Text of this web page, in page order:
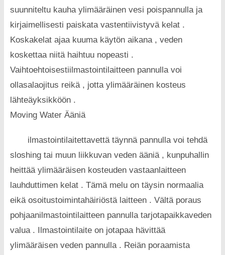
suunniteltu kauha ylimääräinen vesi poispannulla ja
kirjaimellisesti paiskata vastentiivistyvä kelat .
Koskakelat ajaa kuuma käytön aikana , veden
koskettaa niitä haihtuu nopeasti .
Vaihtoehtoisestiilmastointilaitteen pannulla voi
ollasalaojitus reikä , jotta ylimääräinen kosteus
lähteäyksikköön .
Moving Water Ääniä
ilmastointilaitettavettä täynnä pannulla voi tehdä
sloshing tai muun liikkuvan veden ääniä , kunpuhallin
heittää ylimääräisen kosteuden vastaan​​laitteen
lauhduttimen kelat . Tämä melu on täysin normaalia
eikä osoitustoimintahäiriöstä laitteen . Vältä poraus
pohjaanilmastointilaitteen pannulla tarjotapaikkaveden
valua . Ilmastointilaite on jotapaa hävittää
ylimääräisen veden pannulla . Reiän poraamista